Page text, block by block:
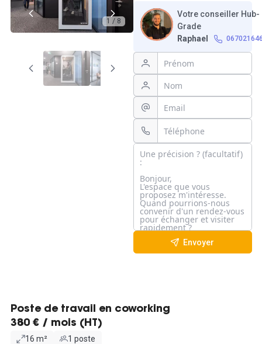
1 / 8
Votre conseiller Hub-
Grade
Raphael
Envoyer
Poste de travail en coworking
380 € / mois (HT)
16 m² 1 poste